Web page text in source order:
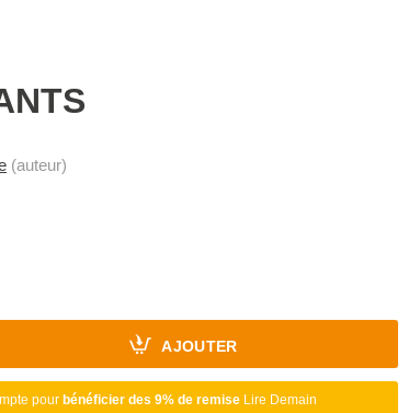
(auteur)
AJOUTER
pour bénéficier des 9% de remiseLire Demain